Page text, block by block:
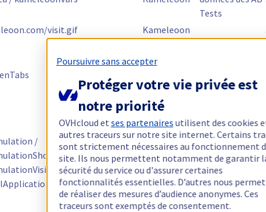
Tests
visit.gif Kameleoon
ouverts pour le
tracking des
/
/
/
Kameleoon
Permet aux
équipes projet
OVH de
recetter les
campagnes
avant mise en
ligne
Poursuivre sans accepter
Protéger votre vie privée est
notre priorité
OVHcloud et ses partenairesutilisent des cookies
autres traceurs sur notre site internet. Certains
sont strictement nécessaires au fonctionnement
site. Ils nous permettent notamment de garantir
sécurité du service ou d'assurer certaines
fonctionnalités essentielles. D’autres nous
de réaliser des mesures d’audience anonymes. Ces
traceurs sont exemptés de consentement.